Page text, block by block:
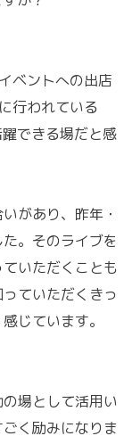
ベントへの出店
行われている
できる場だと感
があり、昨年・
。そのライブを
いただくことも
ていただくきっ
じています。
場として活用い
く励みになりま